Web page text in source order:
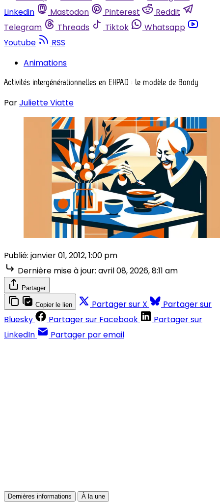
Linkedin
Mastodon Pinterest
Reddit
Telegram
Threads Tiktok
Whatsapp
Youtube
RSS
Animations
Activités intergénérationnelles en EHPAD : le modèle de Bondy
ParJuliette Viatte
Publié: janvier 01, 2012, 1:00 pm
Dernière mise à jour: avril 08, 2026, 8:11 am
Partager
Copier le lien Partager sur X
Partager sur
Bluesky
Partager sur Facebook
Partager sur
LinkedIn
Partager par email
Dernières informations À la une